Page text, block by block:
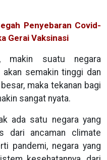
Penyebaran Covid-
Gerai Vaksinasi
makin suatu negara
semakin tinggi dan
maka tekanan bagi
sangat nyata.
ada satu negara yang
dari ancaman climate
pandemi, negara yang